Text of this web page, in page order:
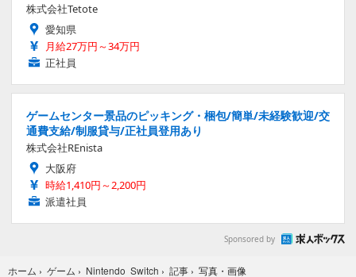
株式会社Tetote
愛知県
月給27万円～34万円
正社員
ゲームセンター景品のピッキング・梱包/簡単/未経験歓迎/交
通費支給/制服貸与/正社員登用あり
株式会社REnista
大阪府
時給1,410円～2,200円
派遣社員
Sponsored by
ホーム › ゲーム › Nintendo Switch › 記事 › 写真・画像